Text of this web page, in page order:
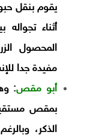
يقوم بنقل
أثناء
المحصول
مفيدة جدا
أبو مقص:
بمقص
الذكر،